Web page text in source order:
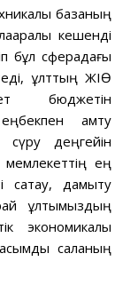
базаның
кешенді
бұл сферадағы
ұлттың ЖІӨ
бюджетін
қамту
сүру деңгейін
мемлекеттің ең
сақтау, дамыту
ұлтымыздың
экономикалық
саланың